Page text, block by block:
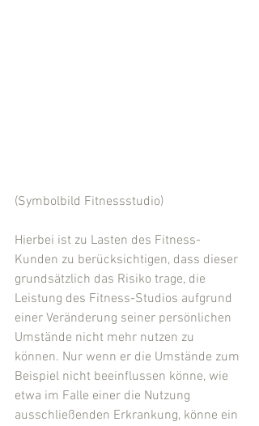
(Symbolbild Fitnessstudio)
Hierbei ist zu Lasten des Fitness-
Kunden zu berücksichtigen, dass dieser
grundsätzlich das Risiko trage, die
Leistung des Fitness-Studios aufgrund
einer Veränderung seiner persönlichen
Umstände nicht mehr nutzen zu
können. Nur wenn er die Umstände zum
Beispiel nicht beeinflussen könne, wie
etwa im Falle einer die Nutzung
ausschließenden Erkrankung, könne ein